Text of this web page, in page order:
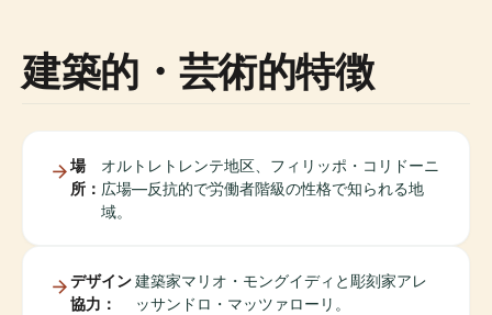
建築的・芸術的特徴
場
所：
オルトレトレンテ地区、フィリッポ・コリドーニ
広場—反抗的で労働者階級の性格で知られる地
域。
デザイン
協力：
建築家マリオ・モングイディと彫刻家アレ
ッサンドロ・マッツァローリ。